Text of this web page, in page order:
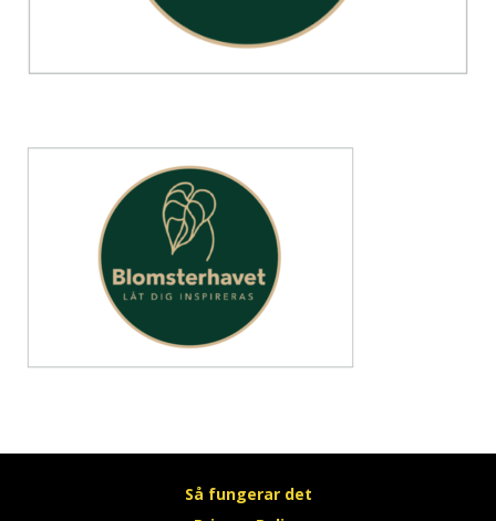
Så fungerar det